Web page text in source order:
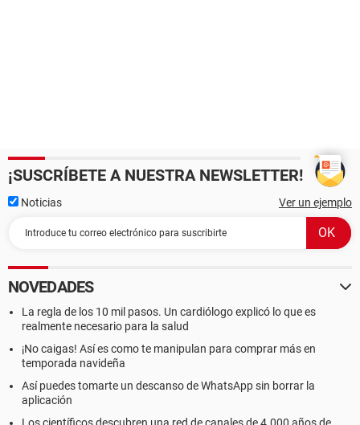
¡SUSCRÍBETE A NUESTRA NEWSLETTER!
Noticias Ver un ejemplo
NOVEDADES
La regla de los 10 mil pasos. Un cardiólogo explicó lo que es
realmente necesario para la salud
¡No caigas! Así es como te manipulan para comprar más en
temporada navideña
Así puedes tomarte un descanso de WhatsApp sin borrar la
aplicación